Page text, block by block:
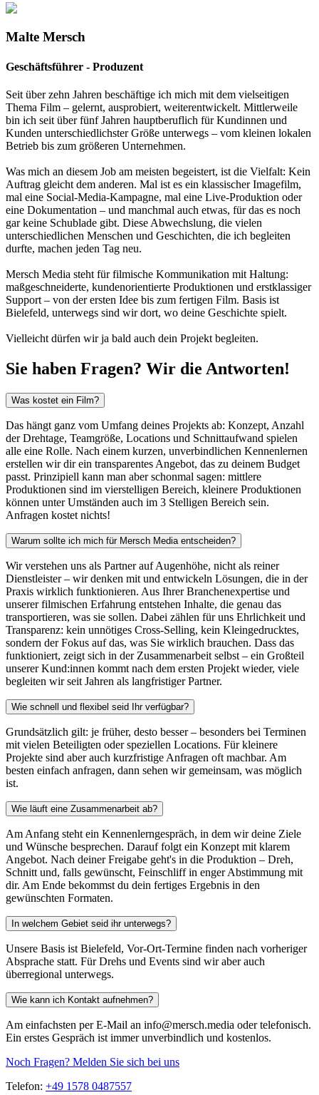
Malte Mersch
Geschäftsführer - Produzent
Seit über zehn Jahren beschäftige ich mich mit dem vielseitigen
Thema Film – gelernt, ausprobiert, weiterentwickelt. Mittlerweile
bin ich seit über fünf Jahren hauptberuflich für Kundinnen und
Kunden unterschiedlichster Größe unterwegs – vom kleinen lokalen
Betrieb bis zum größeren Unternehmen.
Was mich an diesem Job am meisten begeistert, ist die Vielfalt: Kein
Auftrag gleicht dem anderen. Mal ist es ein klassischer Imagefilm,
mal eine Social-Media-Kampagne, mal eine Live-Produktion oder
eine Dokumentation – und manchmal auch etwas, für das es noch
gar keine Schublade gibt. Diese Abwechslung, die vielen
unterschiedlichen Menschen und Geschichten, die ich begleiten
durfte, machen jeden Tag neu.
Mersch Media steht für filmische Kommunikation mit Haltung:
maßgeschneiderte, kundenorientierte Produktionen und erstklassiger
Support – von der ersten Idee bis zum fertigen Film. Basis ist
Bielefeld, unterwegs sind wir dort, wo deine Geschichte spielt.
Vielleicht dürfen wir ja bald auch dein Projekt begleiten.
Sie haben Fragen? Wir die Antworten!
Was kostet ein Film?
Das hängt ganz vom Umfang deines Projekts ab: Konzept, Anzahl
der Drehtage, Teamgröße, Locations und Schnittaufwand spielen
alle eine Rolle. Nach einem kurzen, unverbindlichen Kennenlernen
erstellen wir dir ein transparentes Angebot, das zu deinem Budget
passt. Prinzipiell kann man aber schonmal sagen: mittlere
Produktionen sind im vierstelligen Bereich, kleinere Produktionen
können unter Umständen auch im 3 Stelligen Bereich sein.
Anfragen kostet nichts!
Warum sollte ich mich für Mersch Media entscheiden?
Wir verstehen uns als Partner auf Augenhöhe, nicht als reiner
Dienstleister – wir denken mit und entwickeln Lösungen, die in der
Praxis wirklich funktionieren. Aus Ihrer Branchenexpertise und
unserer filmischen Erfahrung entstehen Inhalte, die genau das
transportieren, was sie sollen. Dabei zählen für uns Ehrlichkeit und
Transparenz: kein unnötiges Cross-Selling, kein Kleingedrucktes,
sondern der Fokus auf das, was Sie wirklich brauchen. Dass das
funktioniert, zeigt sich in der Zusammenarbeit selbst – ein Großteil
unserer Kund:innen kommt nach dem ersten Projekt wieder, viele
begleiten wir seit Jahren als langfristiger Partner.
Wie schnell und flexibel seid Ihr verfügbar?
Grundsätzlich gilt: je früher, desto besser – besonders bei Terminen
mit vielen Beteiligten oder speziellen Locations. Für kleinere
Projekte sind aber auch kurzfristige Anfragen oft machbar. Am
besten einfach anfragen, dann sehen wir gemeinsam, was möglich
ist.
Wie läuft eine Zusammenarbeit ab?
Am Anfang steht ein Kennenlerngespräch, in dem wir deine Ziele
und Wünsche besprechen. Darauf folgt ein Konzept mit klarem
Angebot. Nach deiner Freigabe geht's in die Produktion – Dreh,
Schnitt und, falls gewünscht, Feinschliff in enger Abstimmung mit
dir. Am Ende bekommst du dein fertiges Ergebnis in den
gewünschten Formaten.
In welchem Gebiet seid ihr unterwegs?
Unsere Basis ist Bielefeld, Vor-Ort-Termine finden nach vorheriger
Absprache statt. Für Drehs und Events sind wir aber auch
überregional unterwegs.
Wie kann ich Kontakt aufnehmen?
Am einfachsten per E-Mail an info@mersch.media oder telefonisch.
Ein erstes Gespräch ist immer unverbindlich und kostenlos.
Noch Fragen? Melden Sie sich bei uns
Telefon: +49 1578 0487557